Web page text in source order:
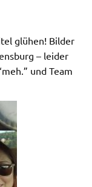
glühen! Bilder
– leider
und Team